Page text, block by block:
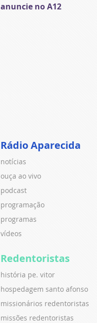
anuncie no A12
Rádio Aparecida
notícias
ouça ao vivo
podcast
programação
programas
vídeos
Redentoristas
história pe. vitor
hospedagem santo afonso
missionários redentoristas
missões redentoristas